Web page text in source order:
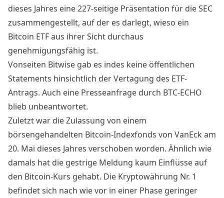
dieses Jahres eine 227-seitige Präsentation für die SEC
zusammengestellt, auf der es darlegt, wieso ein
Bitcoin ETF aus ihrer Sicht durchaus
genehmigungsfähig ist.
Vonseiten Bitwise gab es indes keine öffentlichen
Statements hinsichtlich der Vertagung des ETF-
Antrags. Auch eine Presseanfrage durch BTC-ECHO
blieb unbeantwortet.
Zuletzt war die Zulassung von einem
börsengehandelten Bitcoin-Indexfonds von VanEck am
20. Mai dieses Jahres verschoben worden. Ähnlich wie
damals hat die gestrige Meldung kaum Einflüsse auf
den Bitcoin-Kurs gehabt. Die Kryptowährung Nr. 1
befindet sich nach wie vor in einer Phase geringer